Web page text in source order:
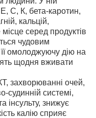
С, К, бета-каротин,
кальцій,
серед продуктів
чудовим
омолоджуючу дію на
щодня вживати
захворюванні очей,
судинній системі,
інсульту, знижує
калію сприяє